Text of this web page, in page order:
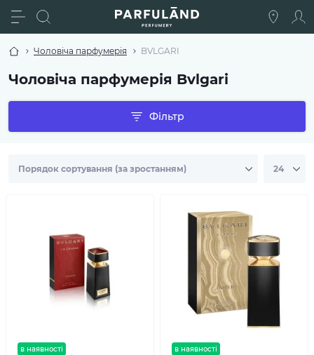
Чоловіча парфумерія BVLGARI
Чоловіча парфумерія Bvlgari
Фільтр
в наявності в наявності